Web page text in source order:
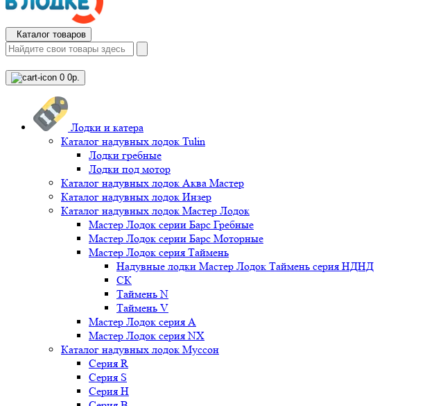
Каталог товаров
0 0р.
Лодки и катера
Каталог надувных лодок Tulin
Лодки гребные
Лодки под мотор
Каталог надувных лодок Аква Мастер
Каталог надувных лодок Инзер
Каталог надувных лодок Мастер Лодок
Мастер Лодок серии Барс Гребные
Мастер Лодок серии Барс Моторные
Мастер Лодок серия Таймень
Надувные лодки Мастер Лодок Таймень серия НДНД
СК
Таймень N
Таймень V
Мастер Лодок серия А
Мастер Лодок серия NX
Каталог надувных лодок Муссон
Серия R
Серия S
Серия H